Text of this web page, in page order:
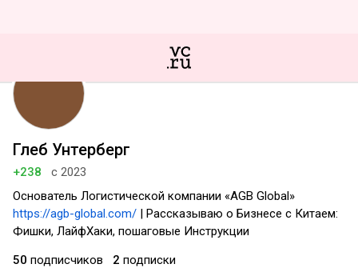
Глеб Унтерберг
+238
с 2023
Основатель Логистической компании «AGB Global»
https://agb-global.com/ | Рассказываю о Бизнесе с Китаем:
Фишки, ЛайфХаки, пошаговые Инструкции
50 подписчиков 2 подписки